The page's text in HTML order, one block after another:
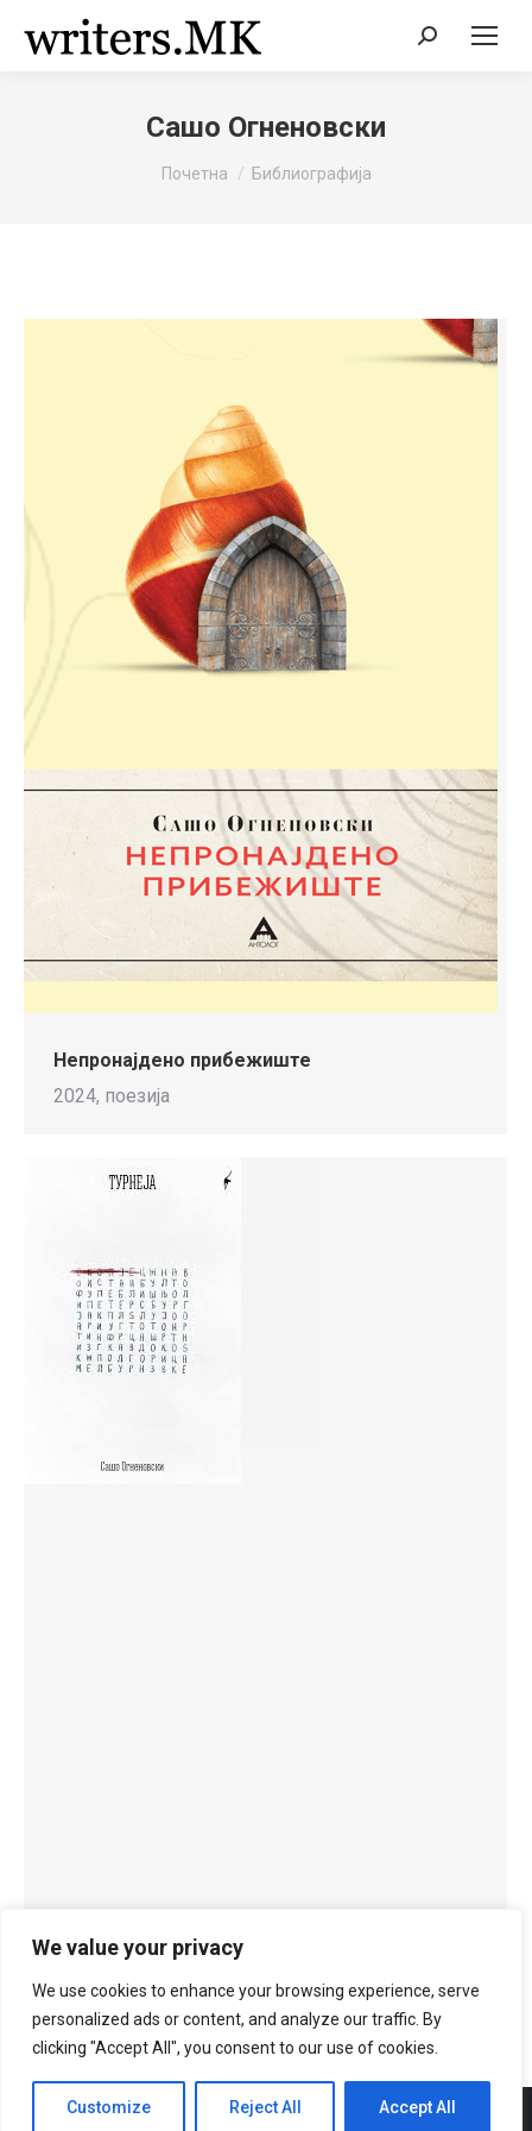
We value your privacy
We use cookies to enhance your browsing experience, serve
personalized ads or content, and analyze our traffic. By
clicking "Accept All", you consent to our use of cookies.
Customize Reject All Accept All
Search:
Сашо Огненовски
You are here:
Почетна Библиографија
Непронајдено прибежиште
2024, поезија
2020, фикција
© CopyrightAntolog Books